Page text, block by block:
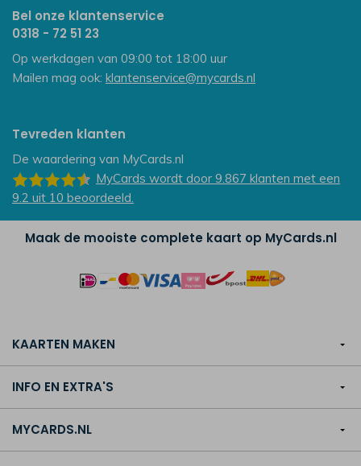
Bel onze klantenservice
0318 - 72 51 23
Op werkdagen van 09:00 tot 18:00 uur
Mailen mag ook: klantenservice@mycards.nl
Tevreden klanten
De waardering van MyCards.nl
MyCards wordt door 9.867 klanten met een
9.2 uit 10 beoordeeld.
Maak de mooiste complete kaart op MyCards.nl
KAARTEN MAKEN
INFO EN EXTRA'S
MYCARDS.NL